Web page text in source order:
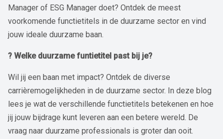
Manager of ESG Manager doet? Ontdek de meest
voorkomende functietitels in de duurzame sector en vind
jouw ideale duurzame baan.
? Welke duurzame funtietitel past bij je?
Wil jij een baan met impact? Ontdek de diverse
carrièremogelijkheden in de duurzame sector. In deze blog
lees je wat de verschillende functietitels betekenen en hoe
jij jouw bijdrage kunt leveren aan een betere wereld. De
vraag naar duurzame professionals is groter dan ooit.